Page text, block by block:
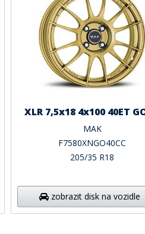
XLR 7,5x18 4x100 40ET
MAK
F7580XNGO40CC
205/35 R18
zobrazit disk na vozidle